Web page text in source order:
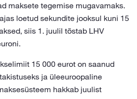
maksete tegemise mugavamaks.
loetud sekundite jooksul kuni 15
siis 1. juulil tõstab LHV
15 000 eurot on saanud
ja üleeuroopaline
hakkab juulist